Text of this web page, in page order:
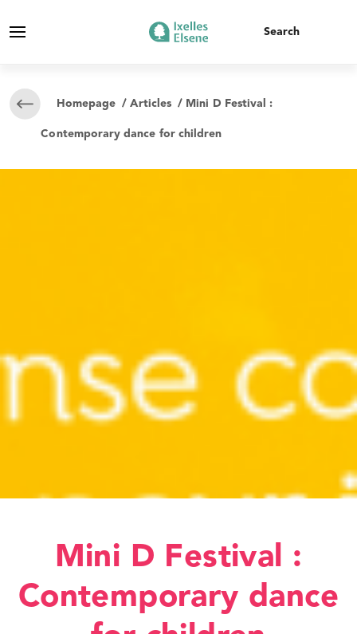
Homepage /Articles/ Mini D Festival :
Contemporary dance for children
Mini D Festival :
Contemporary dance